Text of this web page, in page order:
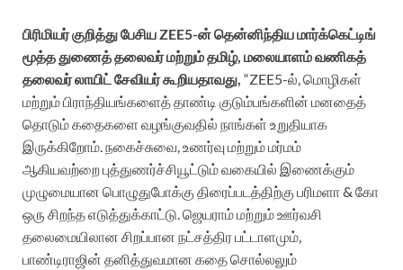
பிரிமியர் குறித்து பேசிய ZEE5-ன் தென்னிந்திய மார்க்கெட்டிங்
மூத்த துணைத் தலைவர் மற்றும் தமிழ், மலையாளம் வணிகத்
தலைவர் லாயிட் சேவியர் கூறியதாவது, “ZEE5-ல், மொழிகள்
மற்றும் பிராந்தியங்களைத் தாண்டி குடும்பங்களின் மனதைத்
தொடும் கதைகளை வழங்குவதில் நாங்கள் உறுதியாக
இருக்கிறோம். நகைச்சுவை, உணர்வு மற்றும் மர்மம்
ஆகியவற்றை புத்துணர்ச்சியூட்டும் வகையில் இணைக்கும்
முழுமையான பொழுதுபோக்கு திரைப்படத்திற்கு பரிமளா & கோ
ஒரு சிறந்த எடுத்துக்காட்டு. ஜெயராம் மற்றும் ஊர்வசி
தலைமையிலான சிறப்பான நட்சத்திர பட்டாளமும்,
பாண்டிராஜின் தனித்துவமான கதை சொல்லலும்